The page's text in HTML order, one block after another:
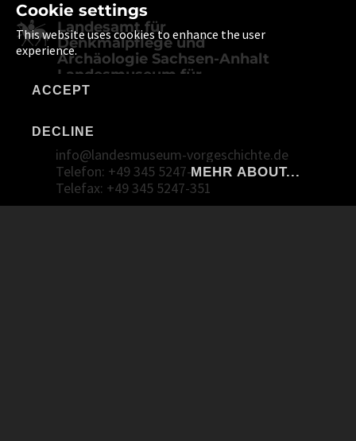
Landesamt für
Denkmalpflege und
Archäologie Sachsen-Anhalt
Landesmuseum für
Vorgeschichte
06114 Halle (Saale)
info@landesmuseum-vorgeschichte.de
Telefon: +49 345 5247-30
Telefax: +49 345 5247-351
Cookie settings
This website uses cookies to enhance the user
experience.
MEHR ABOUT...
ACCEPT
DECLINE